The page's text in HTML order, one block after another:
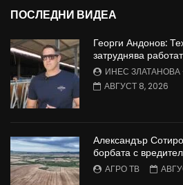
ПОСЛЕДНИ ВИДЕА
Георги Андонов:
затруднява
ИНЕС
АВГУСТ 8, 2026
Александър
борбата с
АГРО ТВ